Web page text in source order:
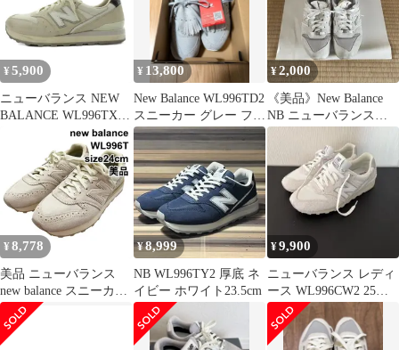
¥ 5,900
ニューバランス NEW
BALANCE WL996TX2
24SS スニーカー シュ
ーズ 24.0cm 白 ホワイ
ト /AN38
¥ 13,800
New Balance WL996TD2
スニーカー グレー フリ
ンジ
¥2,000
《美品》New Balance
NB ニューバランス
WL996RF2 25cm
¥ 8,778
美品 ニューバランス
new balance スニーカー
シューズ 靴 WL996T ス
エード 厚底 白 24cm レ
ディース 6V835
¥8,999
NB WL996TY2 厚底 ネ
イビー ホワイト23.5cm
¥9,900
ニューバランス レディ
ース WL996CW2 25㌢
新品未使用 スニーカー